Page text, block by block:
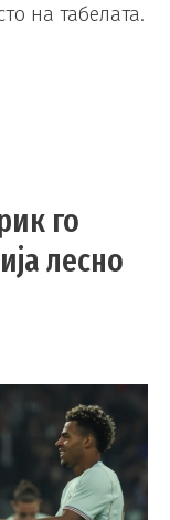
на табелата.
го
лесно